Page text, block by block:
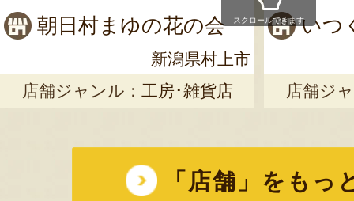
朝日村まゆの花の会
新潟県村上市
店舗ジャンル： 工房･雑貨店
いつ
店舗ジ
スクロールできます
「店舗」をもっ